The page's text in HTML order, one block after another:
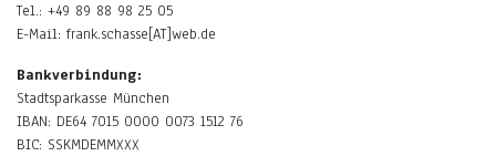
Tel.: +49 89 88 98 25 05
E-Mail: frank.schasse[AT]web.de
Bankverbindung:
Stadtsparkasse München
IBAN: DE64 7015 0000 0073 1512 76
BIC: SSKMDEMMXXX